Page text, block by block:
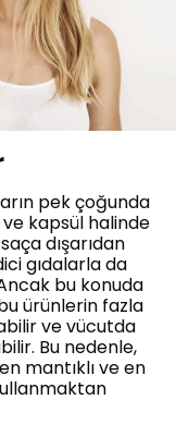
pek çoğunda
kapsül halinde
dışarıdan
gıdalarla da
bu konuda
ürünlerin fazla
ve vücutda
Bu nedenle,
mantıklı ve en